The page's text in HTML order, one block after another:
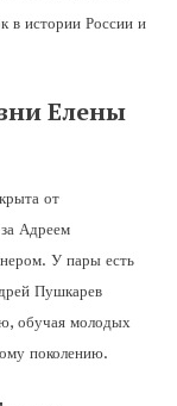
в истории России и
Елены
от
Адреем
У пары есть
Пушкарев
обучая молодых
поколению.